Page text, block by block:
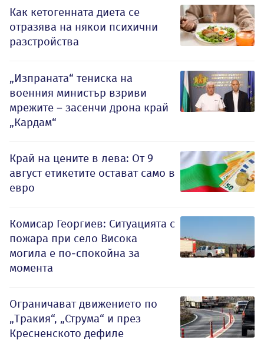
Как кетогенната диета се
отразява на някои психични
разстройства
„Изпраната“ тениска на
военния министър взриви
мрежите – засенчи дрона край
„Кардам“
Край на цените в лева: От 9
август етикетите остават само в
евро
Комисар Георгиев: Ситуацията с
пожара при село Висока
могила е по-спокойна за
момента
Ограничават движението по
„Тракия“, „Струма“ и през
Кресненското дефиле